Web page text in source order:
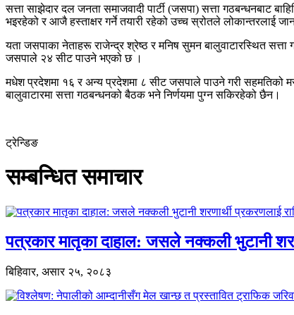
सत्ता साझेदार दल जनता समाजवादी पार्टी (जसपा) सत्ता गठबन्धनबाट
भइरहेको र आजै हस्ताक्षर गर्ने तयारी रहेको उच्च स्रोतले लोकान्तरलाई
यता जसपाका नेताहरू राजेन्द्र श्रेष्ठ र मनिष सुमन बालुवाटारस्थित
जसपाले २४ सीट पाउने भएको छ ।
मधेश प्रदेशमा १६ र अन्य प्रदेशमा ८ सीट जसपाले पाउने गरी सहमतिको
बालुवाटारमा सत्ता गठबन्धनको बैठक भने निर्णयमा पुग्न सकिरहेको छैन।
ट्रेन्डिङ
सम्बन्धित समाचार
पत्रकार मातृका दाहाल: जसले नक्कली भुटानी
बिहिवार, असार २५, २०८३